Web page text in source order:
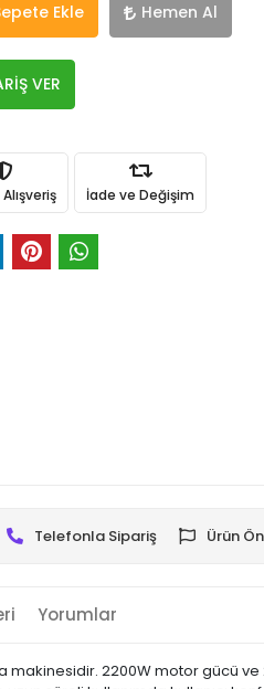
Ekle Hemen Al
VER
İade ve Değişim
Telefonla Sipariş Ürün
Yorumlar
2200W motor gücü ve